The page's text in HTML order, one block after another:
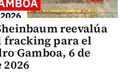
reevalúa
fracking para el
Gamboa, 6 de
2026